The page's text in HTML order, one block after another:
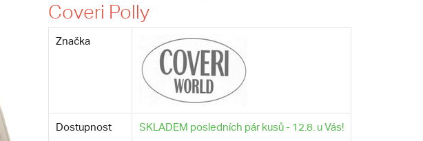
Coveri Polly
Značka
Dostupnost SKLADEM posledních pár kusů - 12.8. u Vás!